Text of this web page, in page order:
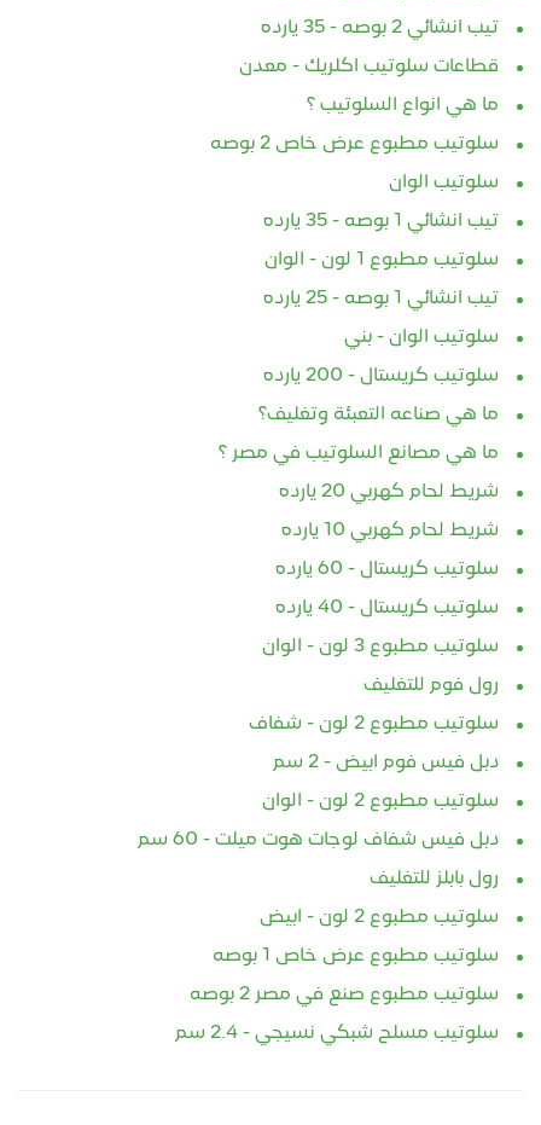
تيب انشائي 2 بوصه - 35 يارده
قطاعات سلوتيب اكلريك - معدن
ما هي انواع السلوتيب ؟
سلوتيب مطبوع عرض خاص 2 بوصه
سلوتيب الوان
تيب انشائي 1 بوصه - 35 يارده
سلوتيب مطبوع 1 لون - الوان
تيب انشائي 1 بوصه - 25 يارده
سلوتيب الوان - بني
سلوتيب كريستال - 200 يارده
ما هي صناعه التعبئة وتغليف؟
ما هي مصانع السلوتيب في مصر ؟
شريط لحام كهربي 20 يارده
شريط لحام كهربي 10 يارده
سلوتيب كريستال - 60 يارده
سلوتيب كريستال - 40 يارده
سلوتيب مطبوع 3 لون - الوان
رول فوم للتغليف
سلوتيب مطبوع 2 لون - شفاف
دبل فيس فوم ابيض - 2 سم
سلوتيب مطبوع 2 لون - الوان
دبل فيس شفاف لوجات هوت ميلت - 60 سم
رول بابلز للتغليف
سلوتيب مطبوع 2 لون - ابيض
سلوتيب مطبوع عرض خاص 1 بوصه
سلوتيب مطبوع صنع في مصر 2 بوصه
سلوتيب مسلح شبكي نسيجي - 2.4 سم